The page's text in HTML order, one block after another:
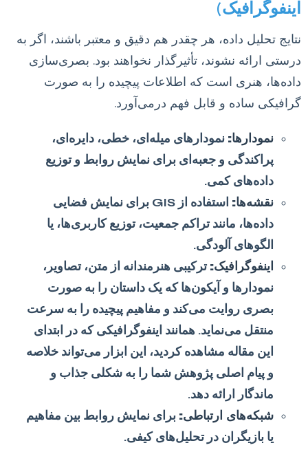
اینفوگرافیک)
نتایج تحلیل داده، هر چقدر هم دقیق و معتبر باشند، اگر به
درستی ارائه نشوند، تأثیرگذار نخواهند بود. بصری‌سازی
داده‌ها، هنری است که اطلاعات پیچیده را به صورت
گرافیکی ساده و قابل فهم درمی‌آورد.
نمودارها: نمودارهای میله‌ای، خطی، دایره‌ای،
پراکندگی و جعبه‌ای برای نمایش روابط و توزیع
داده‌های کمی.
نقشه‌ها:
استفاده از GIS برای نمایش فضایی
داده‌ها، مانند تراکم جمعیت، توزیع کاربری‌ها، یا
الگوهای آلودگی.
اینفوگرافیک: ترکیبی هنرمندانه از متن، تصاویر،
نمودارها و آیکون‌ها که یک داستان را به صورت
بصری روایت می‌کند و مفاهیم پیچیده را به سرعت
منتقل می‌نماید. همانند اینفوگرافیکی که در ابتدای
این مقاله مشاهده کردید، این ابزار می‌تواند خلاصه
و پیام اصلی پژوهش شما را به شکلی جذاب و
ماندگار ارائه دهد.
شبکه‌های ارتباطی: برای نمایش روابط بین مفاهیم
یا بازیگران در تحلیل‌های کیفی.